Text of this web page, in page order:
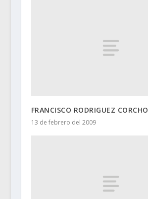
FRANCISCO RODRIGUEZ CORCHO
13 de febrero del 2009